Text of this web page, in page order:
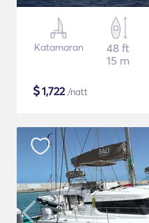
Katamaran
48 ft
15 m
$1,722/natt